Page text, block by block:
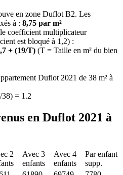
en zone Duflot B2. Les
à : 8,75 par m²
coefficient multiplicateur
est bloqué à 1,2) :
+ (19/T) (T = Taille en m² du bien
Duflot 2021 de 38 m² à
38) = 1.2
en Duflot 2021 à
2
Avec 3
enfants
Avec 4
enfants
Par enfant
supp.